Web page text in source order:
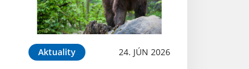
Aktuality 24. JÚN 2026